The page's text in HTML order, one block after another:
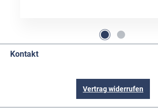
Kontakt
Vertrag widerrufen